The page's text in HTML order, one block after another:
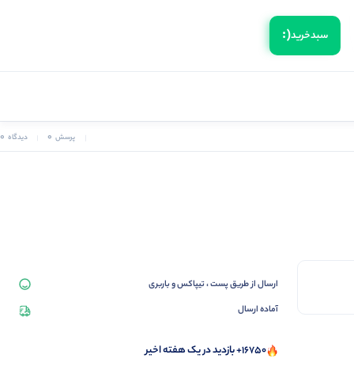
سبد‌خرید(:
پرسش 0 دیدگاه 0
ارسال از طریق پست ، تیپاکس و باربری
آماده ارسال
16750+ بازدید در یک هفته اخیر